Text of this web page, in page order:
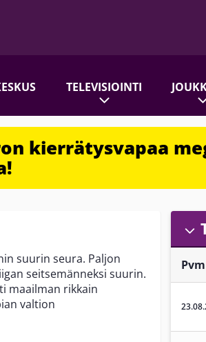
TELEVISIOINTI
kierrätysvapaa
suurin seura. Paljon
seitsemänneksi suurin.
maailman rikkain
valtion
Pvm